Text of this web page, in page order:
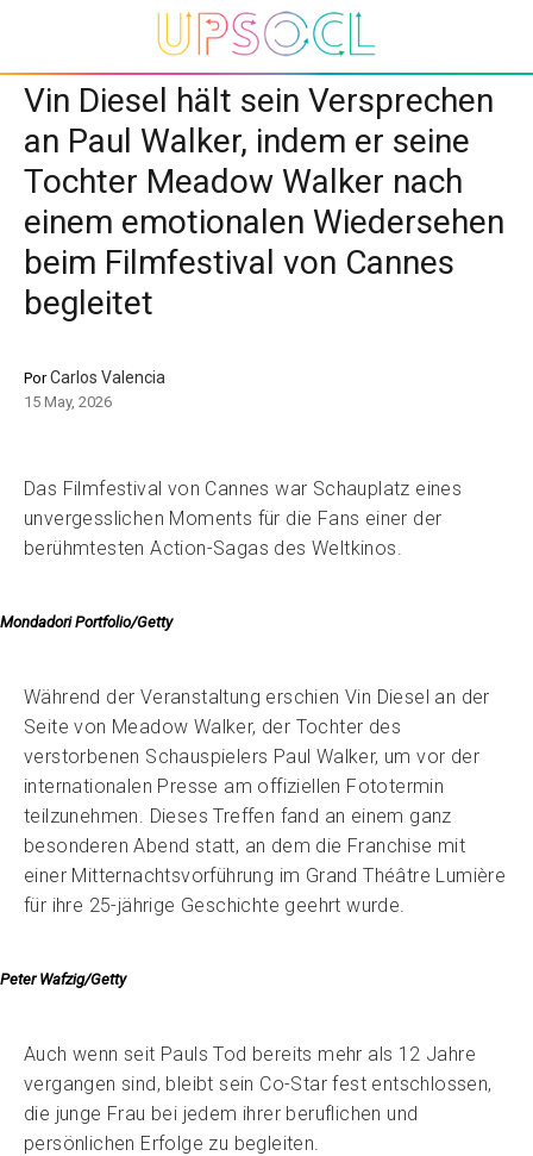
Vin Diesel hält sein Versprechen
an Paul Walker, indem er seine
Tochter Meadow Walker nach
einem emotionalen Wiedersehen
beim Filmfestival von Cannes
begleitet
PorCarlos Valencia
15 May, 2026
Das Filmfestival von Cannes war Schauplatz eines
unvergesslichen Moments für die Fans einer der
berühmtesten Action-Sagas des Weltkinos.
Mondadori Portfolio/Getty
Während der Veranstaltung erschien Vin Diesel an der
Seite von Meadow Walker, der Tochter des
verstorbenen Schauspielers Paul Walker, um vor der
internationalen Presse am offiziellen Fototermin
teilzunehmen. Dieses Treffen fand an einem ganz
besonderen Abend statt, an dem die Franchise mit
einer Mitternachtsvorführung im Grand Théâtre Lumière
für ihre 25-jährige Geschichte geehrt wurde.
Peter Wafzig/Getty
Auch wenn seit Pauls Tod bereits mehr als 12 Jahre
vergangen sind, bleibt sein Co-Star fest entschlossen,
die junge Frau bei jedem ihrer beruflichen und
persönlichen Erfolge zu begleiten.